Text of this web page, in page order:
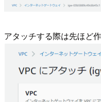
アタッチする際は先ほど